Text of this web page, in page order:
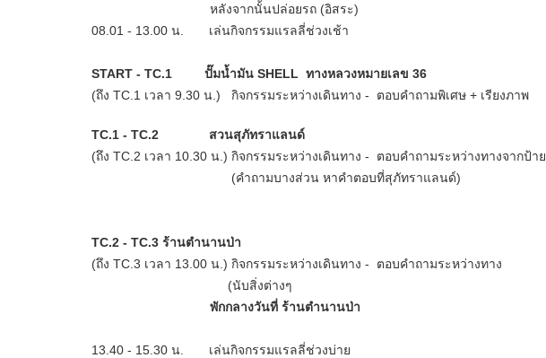
หลังจากนั้นปล่อยรถ (อิสระ)
08.01 - 13.00 น.
เล่นกิจกรรมแรลลี่ช่วงเช้า
START - TC.1
ปั๊มน้ำมัน SHELL ทางหลวงหมายเลข 36
(ถึง TC.1 เวลา 9.30 น.)
กิจกรรมระหว่างเดินทาง - ตอบคำถามพิเศษ + เรียงภาพ
TC.1 - TC.2
สวนสุภัทราแลนด์
(ถึง TC.2 เวลา 10.30 น.) กิจกรรมระหว่างเดินทาง - ตอบคำถามระหว่างทางจากป้าย
(คำถามบางส่วน หาคำตอบที่สุภัทราแลนด์)
TC.2 - TC.3 ร้านตำนานป่า
(ถึง TC.3 เวลา 13.00 น.) กิจกรรมระหว่างเดินทาง - ตอบคำถามระหว่างทาง
(นับสิ่งต่างๆ
พักกลางวันที่ ร้านตำนานป่า
13.40 - 15.30 น. เล่นกิจกรรมแรลลี่ช่วงบ่าย